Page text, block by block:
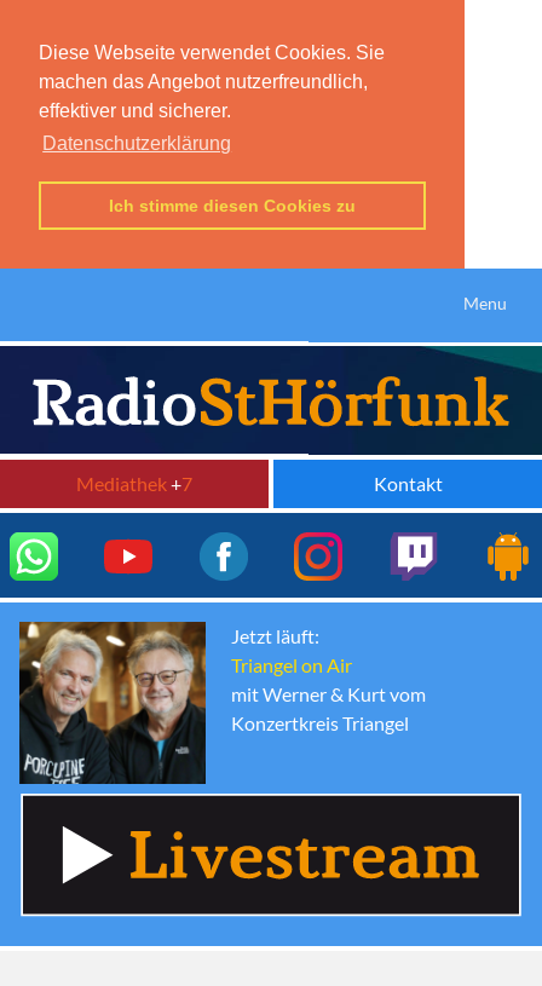
Diese Webseite verwendet Cookies. Sie
machen das Angebot nutzerfreundlich,
effektiver und sicherer.
Datenschutzerklärung
Ich stimme diesen Cookies zu
Menu
Mediathek+7 Kontakt
Jetzt läuft:
Triangel on Air
mit Werner & Kurt vom
Konzertkreis Triangel